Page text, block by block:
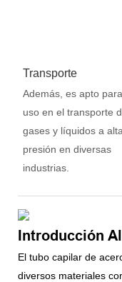
Transporte
Además, es apto
uso en el transporte
gases y líquidos a alta
presión en diversas
industrias.
Introducción
El tubo capilar de
diversos materiales